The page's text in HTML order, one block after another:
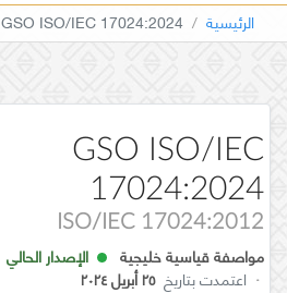
الرئيسية GSO ISO/IEC 17024:2024
GSO ISO/IEC
17024:2024
ISO/IEC 17024:2012
مواصفة قياسية خليجية
الإصدار الحالي
· اعتمدت بتاريخ ٢٥ أبريل ٢٠٢٤